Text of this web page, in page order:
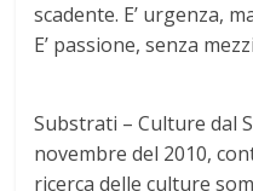
scadente. E’ urgenza,
E’ passione, senza
Substrati – Culture dal
novembre del 2010,
ricerca delle culture